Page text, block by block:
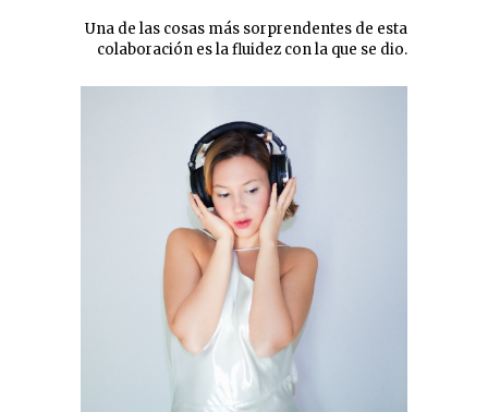
Una de las cosas más sorprendentes de esta
colaboración es la fluidez con la que se dio.